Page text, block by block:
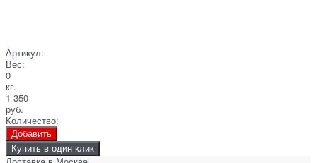
Артикул:
Вес:
0
кг.
1 350
руб.
Количество:
Добавить
Купить в один клик